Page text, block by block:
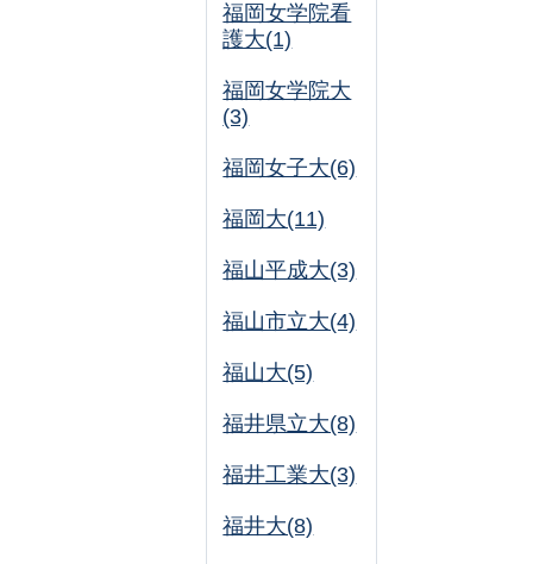
福岡女学院看
護大(1)
福岡女学院大
(3)
福岡女子大(6)
福岡大(11)
福山平成大(3)
福山市立大(4)
福山大(5)
福井県立大(8)
福井工業大(3)
福井大(8)